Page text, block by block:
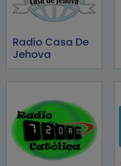
Radio Casa De
Jehova